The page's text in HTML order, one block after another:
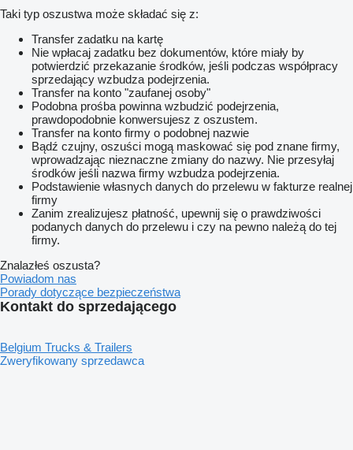
Taki typ oszustwa może składać się z:
Transfer zadatku na kartę
Nie wpłacaj zadatku bez dokumentów, które miały by
potwierdzić przekazanie środków, jeśli podczas współpracy
sprzedający wzbudza podejrzenia.
Transfer na konto "zaufanej osoby"
Podobna prośba powinna wzbudzić podejrzenia,
prawdopodobnie konwersujesz z oszustem.
Transfer na konto firmy o podobnej nazwie
Bądź czujny, oszuści mogą maskować się pod znane firmy,
wprowadzając nieznaczne zmiany do nazwy. Nie przesyłaj
środków jeśli nazwa firmy wzbudza podejrzenia.
Podstawienie własnych danych do przelewu w fakturze realnej
firmy
Zanim zrealizujesz płatność, upewnij się o prawdziwości
podanych danych do przelewu i czy na pewno należą do tej
firmy.
Znalazłeś oszusta?
Powiadom nas
Porady dotyczące bezpieczeństwa
Kontakt do sprzedającego
Belgium Trucks & Trailers
Zweryfikowany sprzedawca